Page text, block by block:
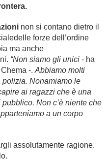
non si contano dietro il
forze dell’ordine
ma anche
“Non siamo gli unici - ha
-. Abbiamo molti
Nonamiamo le
ai ragazzi che è una
Non c’è niente che
a un corpo
assolutamente ragione.